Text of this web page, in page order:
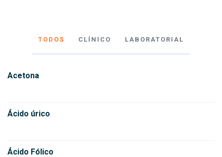
TODOS CLÍNICO LABORATORIAL
Acetona
Ácido úrico
Ácido Fólico